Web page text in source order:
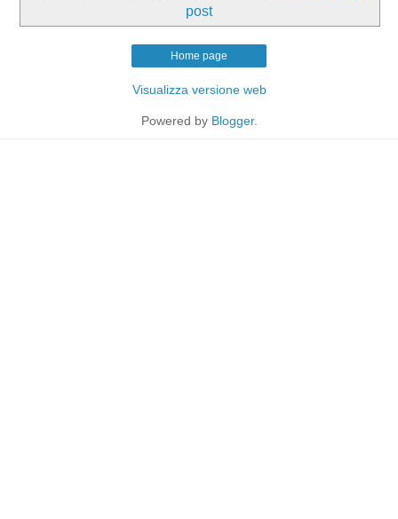
post
Home page
Visualizza versione web
Powered by Blogger.